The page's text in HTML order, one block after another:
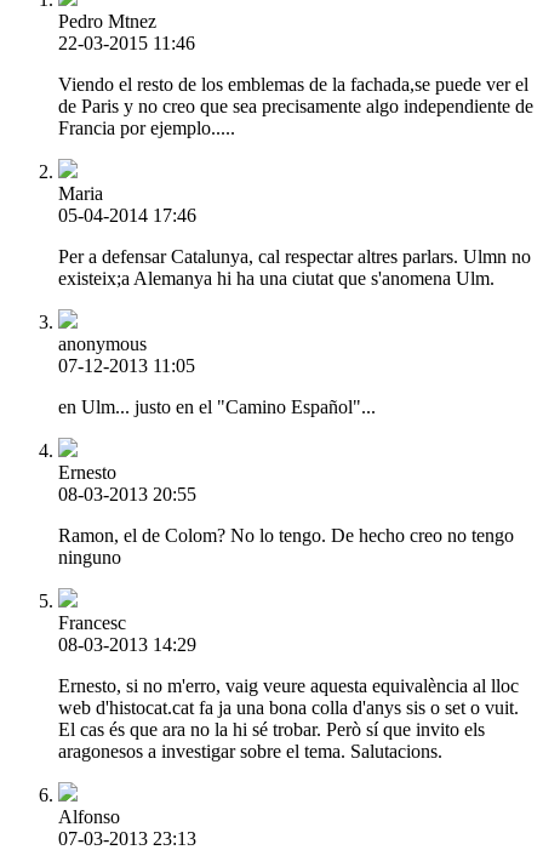
Pedro Mtnez
22-03-2015 11:46
Viendo el resto de los emblemas de la fachada,se puede ver el
de Paris y no creo que sea precisamente algo independiente de
Francia por ejemplo.....
Maria
05-04-2014 17:46
Per a defensar Catalunya, cal respectar altres parlars. Ulmn no
existeix;a Alemanya hi ha una ciutat que s'anomena Ulm.
anonymous
07-12-2013 11:05
en Ulm... justo en el "Camino Español"...
Ernesto
08-03-2013 20:55
Ramon, el de Colom? No lo tengo. De hecho creo no tengo
ninguno
Francesc
08-03-2013 14:29
Ernesto, si no m'erro, vaig veure aquesta equivalència al lloc
web d'histocat.cat fa ja una bona colla d'anys sis o set o vuit.
El cas és que ara no la hi sé trobar. Però sí que invito els
aragonesos a investigar sobre el tema. Salutacions.
Alfonso
07-03-2013 23:13